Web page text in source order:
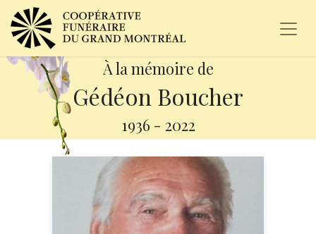
À la mémoire de
Gédéon Boucher
1936 - 2022